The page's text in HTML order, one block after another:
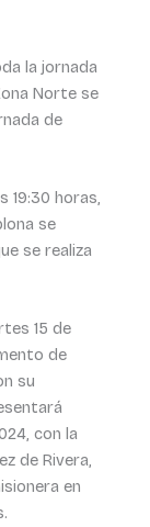
la jornada
Norte se
de
19:30 horas,
se
se realiza
15 de
de
su
con la
de Rivera,
en